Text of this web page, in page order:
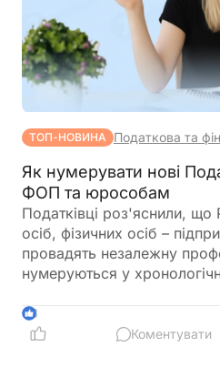
іноземних рахунків та як
свої активи
ТОП-НОВИНА Податкова та
Як нумерувати нові
ФОП та юрособам
Податківці роз'яснили,
осіб, фізичних осіб –
провадять незалежну
нумеруються у
окремо в межах одного
переноситься на
3
Коментувати